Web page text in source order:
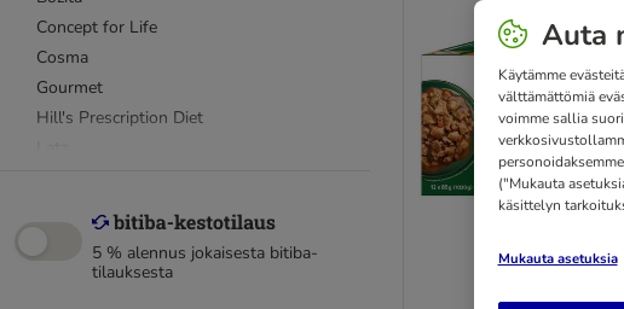
Concept for Life
Cosma
Gourmet
Hill's Prescription Diet
Royal Canin Veterinary
5 % alennus jokaisesta bitiba-
tilauksesta
Auta
Käytämme
välttämättömiä
voimme sallia
("Mukauta
käsittelyn
Mukauta asetuksia